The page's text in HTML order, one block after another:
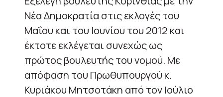
Νέα Δημοκρατία στις εκλογές του
Μαΐου και του Ιουνίου του 2012 και
έκτοτε εκλέγεται συνεχώς ως
πρώτος βουλευτής του νομού. Με
απόφαση του Πρωθυπουργού κ.
Κυριάκου Μητσοτάκη από τον Ιούλιο